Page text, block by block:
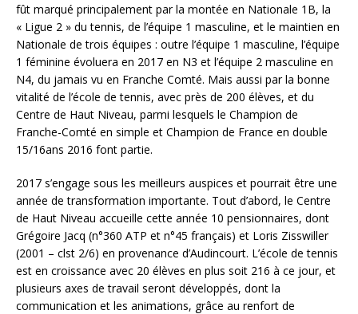
fût marqué principalement par la montée en Nationale 1B, la
« Ligue 2 » du tennis, de l’équipe 1 masculine, et le maintien en
Nationale de trois équipes : outre l’équipe 1 masculine, l’équipe
1 féminine évoluera en 2017 en N3 et l’équipe 2 masculine en
N4, du jamais vu en Franche Comté. Mais aussi par la bonne
vitalité de l’école de tennis, avec près de 200 élèves, et du
Centre de Haut Niveau, parmi lesquels le Champion de
Franche-Comté en simple et Champion de France en double
15/16ans 2016 font partie.
2017 s’engage sous les meilleurs auspices et pourrait être une
année de transformation importante. Tout d’abord, le Centre
de Haut Niveau accueille cette année 10 pensionnaires, dont
Grégoire Jacq (n°360 ATP et n°45 français) et Loris Zisswiller
(2001 – clst 2/6) en provenance d’Audincourt. L’école de tennis
est en croissance avec 20 élèves en plus soit 216 à ce jour, et
plusieurs axes de travail seront développés, dont la
communication et les animations, grâce au renfort de